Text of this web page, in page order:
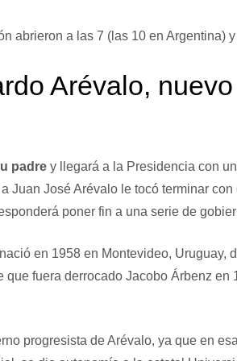
abrieron a las 7 (las 10 en Argentina)
Arévalo,
padrey llegará a la Presidencia con
Juan José Arévalo le tocó terminar
poner fin a una serie de
en 1958 en Montevideo, Uruguay,
que fuera derrocado Jacobo Árbenz en
progresista de Arévalo, ya que en